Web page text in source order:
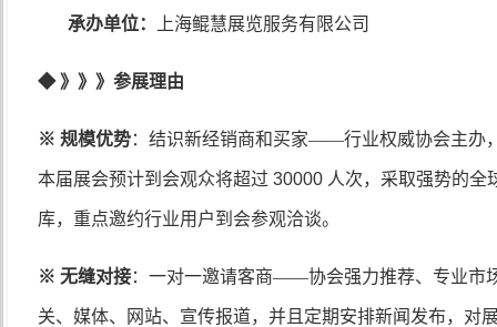
承办单位： 上海鲲慧展览服务有限公司
◆ 》》》参展理由
※ 规模优势：结识新经销商和买家——行业权威协会主办
本届展会预计到会观众将超过 30000 人次，采取强势的全
库，重点邀约行业用户到会参观洽谈。
※ 无缝对接：一对一邀请客商——协会强力推荐、专业市
关、媒体、网站、宣传报道，并且定期安排新闻发布，对